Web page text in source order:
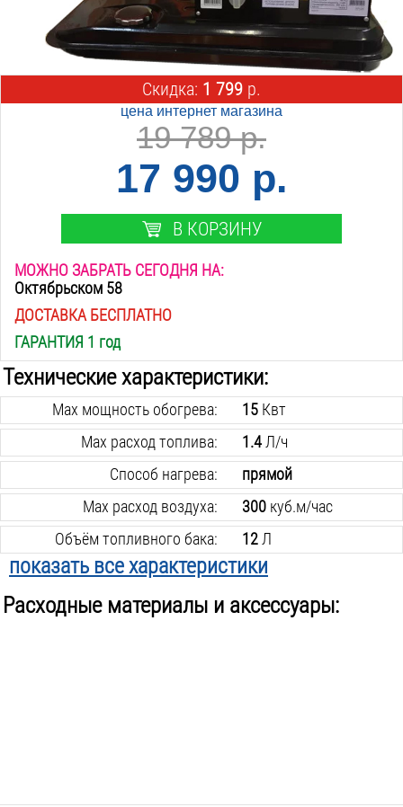
Скидка: 1 799 р.
цена интернет магазина
19 789 р.
17 990 р.
В КОРЗИНУ
МОЖНО ЗАБРАТЬ СЕГОДНЯ НА:
Октябрьском 58
ДОСТАВКА БЕСПЛАТНО
ГАРАНТИЯ 1 год
Технические характеристики:
Max мощность обогрева: 15Квт
Max расход топлива:
1.4Л/ч
Способ нагрева:
прямой
Max расход воздуха:
300куб.м/час
Объём топливного бака:
12Л
Вес инструмента:
15кг
показать все характеристики
Расходные материалы и аксессуары: